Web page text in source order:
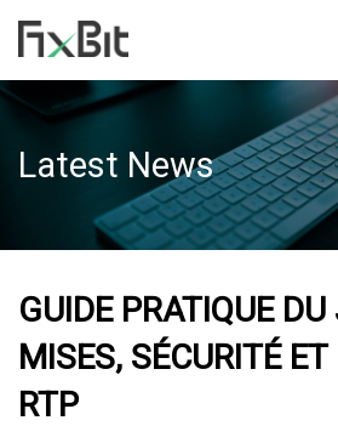
Privacy Policy
Terms And Conditions
End-User Licensing Agreement
Contact Us
Latest News
GUIDE PRATIQUE
MISES, SÉCURITÉ
RTP